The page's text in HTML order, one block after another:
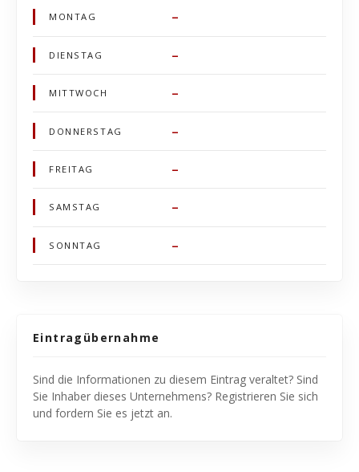
MONTAG –
DIENSTAG –
MITTWOCH –
DONNERSTAG –
FREITAG –
SAMSTAG –
SONNTAG –
Eintragübernahme
Sind die Informationen zu diesem Eintrag veraltet? Sind
Sie Inhaber dieses Unternehmens? Registrieren Sie sich
und fordern Sie es jetzt an.